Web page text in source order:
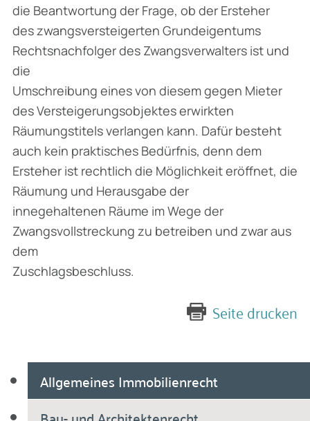
Allgemeines Immobilienrecht
die Beantwortung der Frage, ob der Ersteher
des zwangsversteigerten Grundeigentums
Rechtsnachfolger des Zwangsverwalters ist und
die
Umschreibung eines von diesem gegen Mieter
des Versteigerungsobjektes erwirkten
Räumungstitels verlangen kann. Dafür besteht
auch kein praktisches Bedürfnis, denn dem
Ersteher ist rechtlich die Möglichkeit eröffnet, die
Räumung und Herausgabe der
innegehaltenen Räume im Wege der
Zwangsvollstreckung zu betreiben und zwar aus
dem
Zuschlagsbeschluss.
Seite drucken